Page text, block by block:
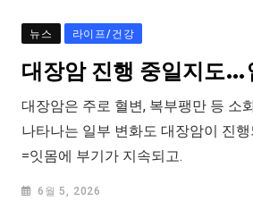
뉴스 라이프/건강
대장암 진행 중일지도…
대장암은 주로 혈변, 복부팽만 등 소
나타나는 일부 변화도 대장암이 진
=잇몸에 부기가 지속되고.
6월 5, 2026